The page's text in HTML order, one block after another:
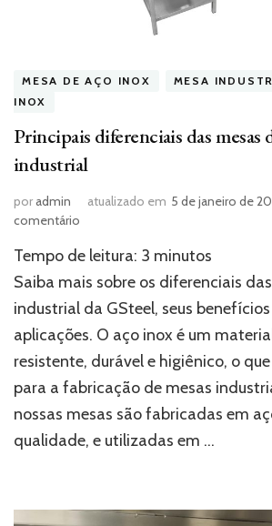
MESA DE AÇO INOX
MESA
INOX
Principais diferenciais das mesas
industrial
poradmin atualizado em 5 de janeiro de
comentário
diferenciais
das
de
inox
industrial
Tempo de leitura: 3 minutos
Saiba mais sobre os diferenciais
industrial da GSteel, seus
aplicações. O aço inox é um
resistente, durável e higiênico, o
para a fabricação de mesas
nossas mesas são fabricadas em
qualidade, e utilizadas em …